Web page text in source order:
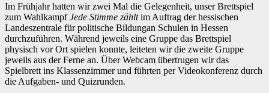
Im Frühjahr hatten wir zwei Mal die Gelegenheit, unser Brettspiel
zum WahlkampfJede Stimme zähltim Auftrag der hessischen
Landeszentrale für politische Bildungan Schulen in Hessen
durchzuführen. Während jeweils eine Gruppe das Brettspiel
physisch vor Ort spielen konnte, leiteten wir die zweite Gruppe
jeweils aus der Ferne an. Über Webcam übertrugen wir das
Spielbrett ins Klassenzimmer und führten per Videokonferenz durch
die Aufgaben- und Quizrunden.